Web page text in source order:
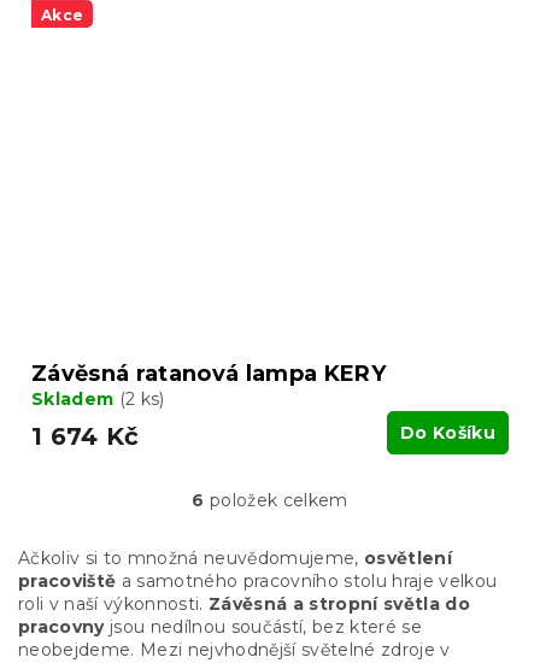
Akce
Závěsná ratanová lampa KERY
Skladem (2 ks)
1 674 Kč Do Košíku
O
l
á
d
a
c
6 položek celkem
Ačkoliv si to množná neuvědomujeme, osvětlení
pracoviště a samotného pracovního stolu hraje velkou
roli v naší výkonnosti. Závěsná a stropní světla do
pracovnyjsou nedílnou součástí, bez které se
neobejdeme. Mezi nejvhodnější světelné zdroje v